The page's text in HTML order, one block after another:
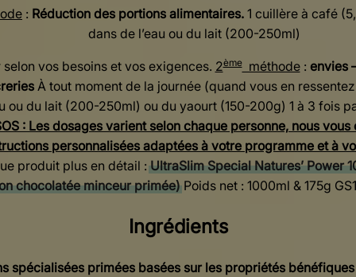
: Réduction des portions alimentaires. 1 cuillère à café
dans de l’eau ou du lait (200-250ml)
vos besoins et vos exigences. 2èmeméthode: envies
À tout moment de la journée (quand vous en
ou du lait (200-250ml) ou du yaourt (150-200g) 1 à 3 fois
: Les dosages varient selon chaque personne, nous vous
personnalisées adaptées à votre programme et à
produit plus en détail :UltraSlim Special Natures’ Power
chocolatée minceur primée)Poids net : 1000ml & 175g
Ingrédients
spécialisées primées basées sur les propriétés